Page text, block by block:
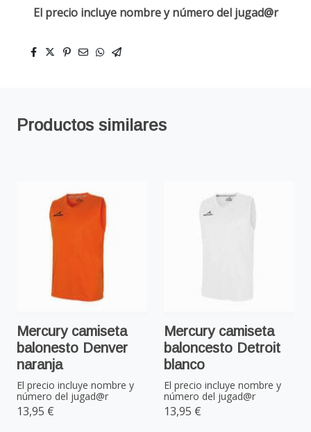
El precio incluye nombre y número del jugad@r
Productos similares
Mercury camiseta
balonesto Denver
naranja
El precio incluye nombre y
número del jugad@r
13,95 €
Mercury camiseta
baloncesto Detroit
blanco
El precio incluye nombre y
número del jugad@r
13,95 €